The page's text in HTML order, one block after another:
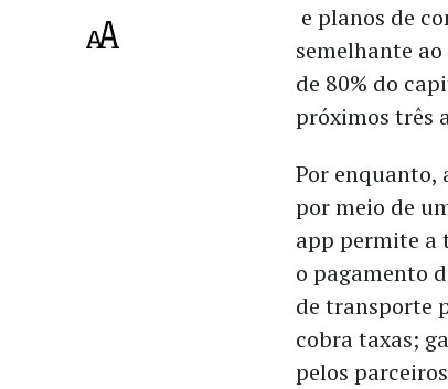
e planos de
semelhante
de 80% do
próximos três
Por
por meio de
app permite a
o pagamento
de transporte
cobra taxas;
pelos